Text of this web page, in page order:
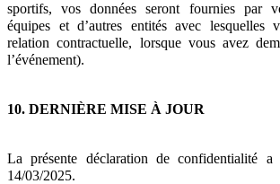
sportifs, vos données seront fournies par
équipes et d’autres entités avec lesquelles
relation contractuelle, lorsque vous avez
l’événement).
10. DERNIÈRE MISE À JOUR
La présente déclaration de confidentialité
14/03/2025.